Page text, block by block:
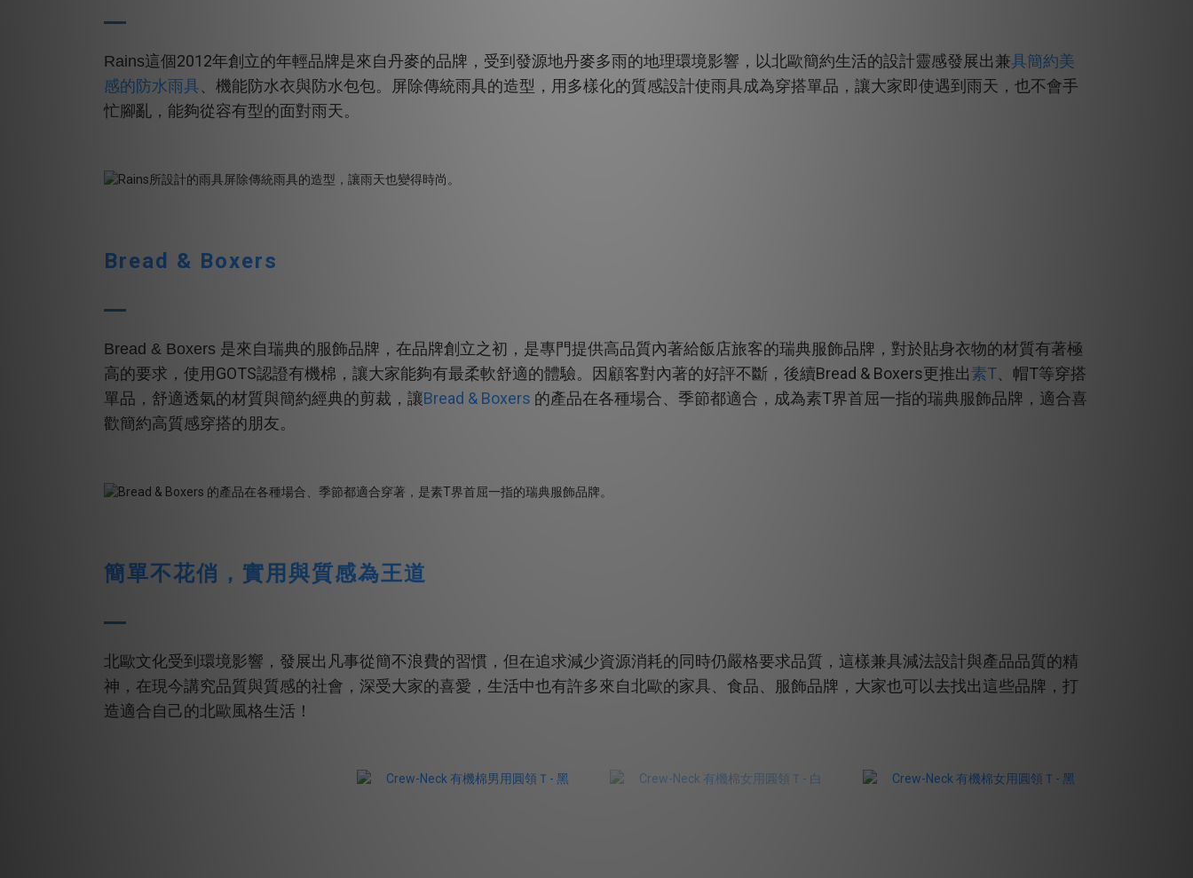
Rains這個2012年創立的年輕品牌是來自丹麥的品牌，受到發源地丹麥多雨的地理環境影響，以北歐簡約生活的設計靈感發展出兼具簡約美
感的防水雨具 、機能防水衣與防水包包。屏除傳統雨具的造型，用多樣化的質感設計使雨具成為穿搭單品，讓大家即使遇到雨天，也不會手
忙腳亂，能夠從容有型的面對雨天。
Bread & Boxers
Bread & Boxers 是來自瑞典的服飾品牌，在品牌創立之初，是專門提供高品質內著給飯店旅客的瑞典服飾品牌，對於貼身衣物的材質有著極
高的要求，使用 GOTS認證有機棉，讓大家能夠有最柔軟舒適的體驗。因顧客對內著的好評不斷，後續Bread & Boxers更推出 素T 、帽T等穿搭
單品，舒適透氣的材質與簡約經典的剪裁，讓Bread & Boxers 的產品在各種場合、季節都適合，成為素T界首屈一指的瑞典服飾品牌，適合喜
歡簡約高質感穿搭的朋友。
簡單不花俏，實用與質感為王道
北歐文化受到環境影響，發展出凡事從簡不浪費的習慣，但在追求減少資源消耗的同時仍嚴格要求品質，這樣兼具減法設計與產品品質的精
神，在現今講究品質與質感的社會，深受大家的喜愛，生活中也有許多來自北歐的家具、食品、服飾品牌，大家也可以去找出這些品牌，打
造適合自己的北歐風格生活！